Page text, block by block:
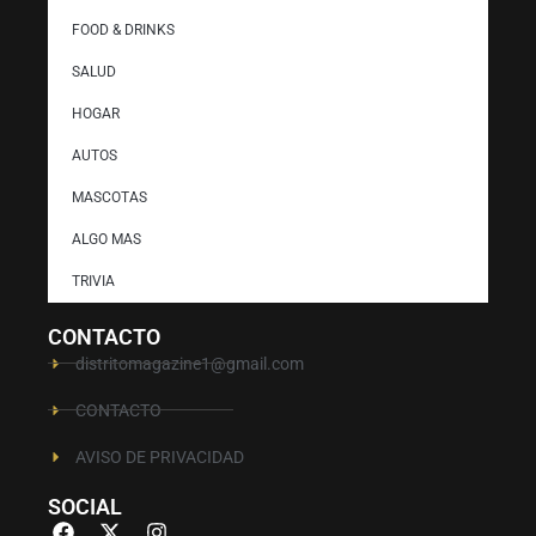
FOOD & DRINKS
SALUD
HOGAR
AUTOS
MASCOTAS
ALGO MAS
TRIVIA
CONTACTO
distritomagazine1@gmail.com
CONTACTO
AVISO DE PRIVACIDAD
SOCIAL